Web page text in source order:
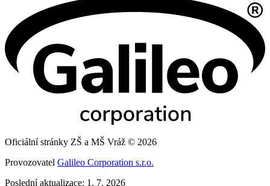
Oficiální stránky ZŠ a MŠ Vráž © 2026
Provozovatel Galileo Corporation s.r.o.
Poslední aktualizace: 1. 7. 2026